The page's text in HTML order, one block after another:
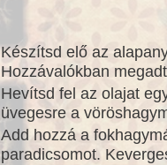
Készítsd elő az
Hozzávalókban
Hevítsd fel az olajat
üvegesre a
Add hozzá a
paradicsomot.